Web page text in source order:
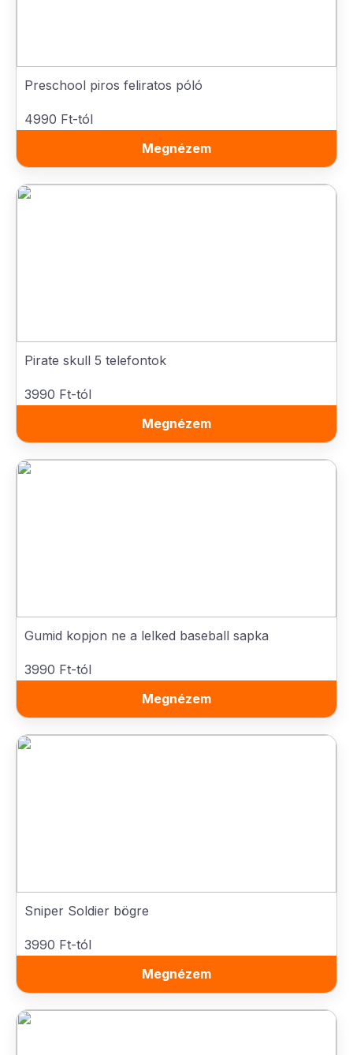
Preschool piros feliratos póló
4990 Ft-tól
Megnézem
Pirate skull 5 telefontok
3990 Ft-tól
Megnézem
Gumid kopjon ne a lelked baseball sapka
3990 Ft-tól
Megnézem
Sniper Soldier bögre
3990 Ft-tól
Megnézem